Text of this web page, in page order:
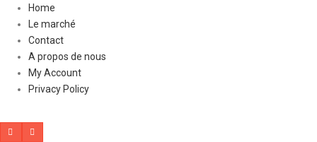
Home
Le marché
Contact
A propos de nous
My Account
Privacy Policy